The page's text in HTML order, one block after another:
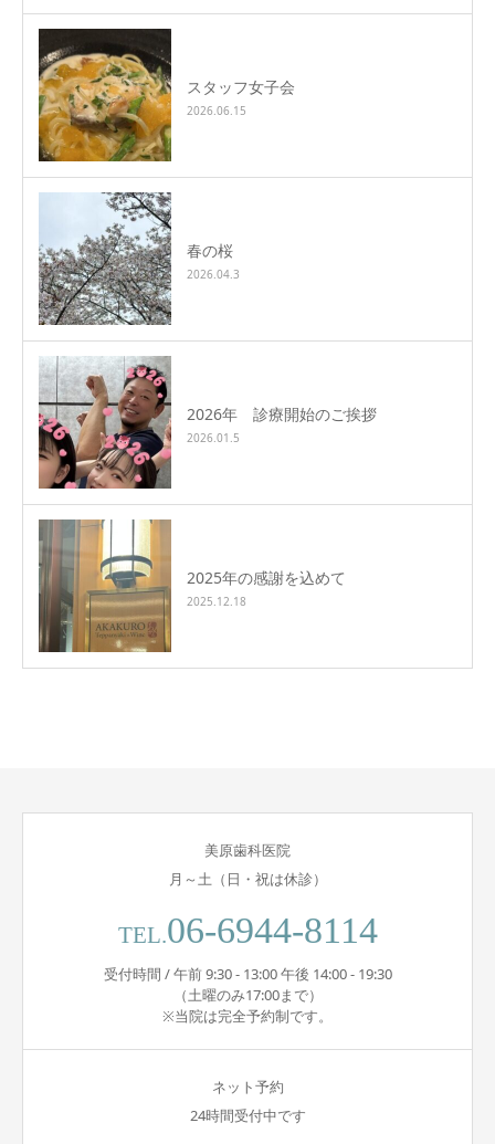
スタッフ女子会
2026.06.15
春の桜
2026.04.3
2026年 診療開始のご挨拶
2026.01.5
2025年の感謝を込めて
2025.12.18
美原歯科医院
月～土（日・祝は休診）
TEL.06-6944-8114
受付時間 / 午前 9:30 - 13:00 午後 14:00 - 19:30
（土曜のみ17:00まで）
※当院は完全予約制です。
ネット予約
24時間受付中です